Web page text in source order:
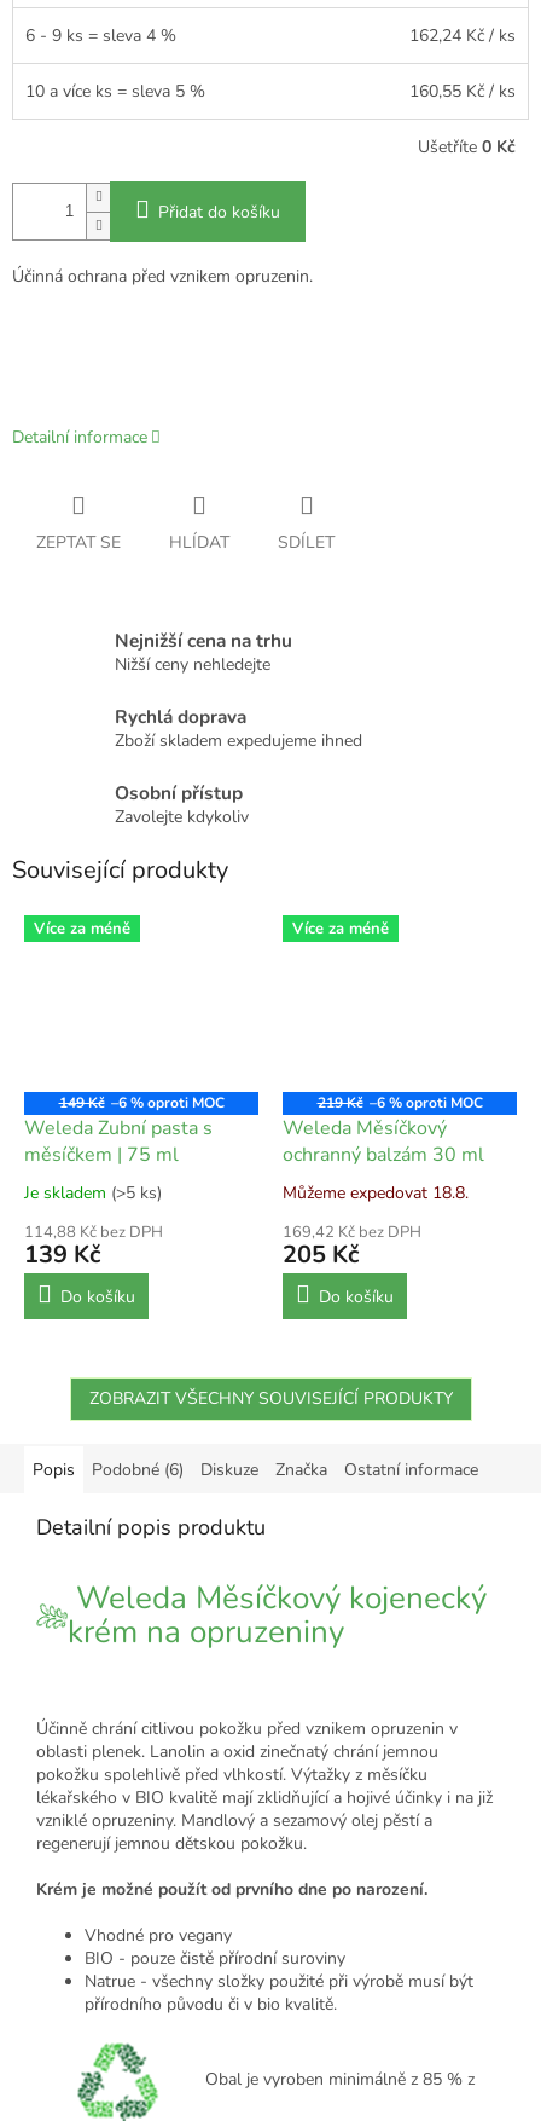
6 - 9 ks = sleva 4 % 162,24 Kč / ks
10 a více ks = sleva 5 % 160,55 Kč / ks
Ušetříte 0 Kč
Přidat do košíku
Účinná ochrana před vznikem opruzenin.
Detailní informace
ZEPTAT SE HLÍDAT SDÍLET
Nejnižší cena na trhu
Nižší ceny nehledejte
Rychlá doprava
Zboží skladem expedujeme ihned
Osobní přístup
Zavolejte kdykoliv
Související produkty
Více za méně
149 Kč –6 %
Weleda Zubní pasta s
měsíčkem | 75 ml
Je skladem (>5 ks)
114,88 Kč bez DPH
139 Kč
Do košíku
Více za méně
219 Kč –6 %
Weleda Měsíčkový
ochranný balzám 30 ml
Můžeme expedovat 18.8.
169,42 Kč bez DPH
205 Kč
Do košíku
ZOBRAZIT VŠECHNY SOUVISEJÍCÍ PRODUKTY
Popis Podobné (6) Diskuze Značka Ostatní informace
Detailní popis produktu
Weleda Měsíčkový kojenecký
krém na opruzeniny
Účinně chrání citlivou pokožku před vznikem opruzenin v
oblasti plenek. Lanolin a oxid zinečnatý chrání jemnou
pokožku spolehlivě před vlhkostí. Výtažky z měsíčku
lékařského v BIO kvalitě mají zklidňující a hojivé účinky i na již
vzniklé opruzeniny. Mandlový a sezamový olej pěstí a
regenerují jemnou dětskou pokožku.
Krém je možné použít od prvního dne po narození.
Vhodné pro vegany
BIO - pouze čistě přírodní suroviny
Natrue - všechny složky použité při výrobě musí být
přírodního původu či v bio kvalitě.
Obal je vyroben minimálně z 85 % z